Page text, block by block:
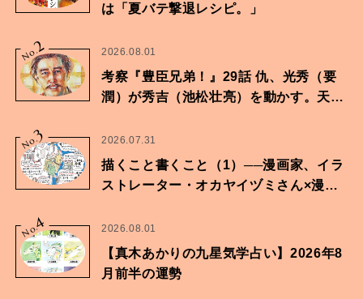
は「夏バテ撃退レシピ。」
No.2 2026.08.01
考察『豊臣兄弟！』29話 仇、光秀（要
潤）が秀吉（池松壮亮）を動かす。天下
No.3 2026.07.31
描くこと書くこと（1）──漫画家、イラ
ストレーター・オカヤイヅミさん×漫画
No.
4 2026.08.01
【真木あかりの九星気学占い】2026年8
月前半の運勢